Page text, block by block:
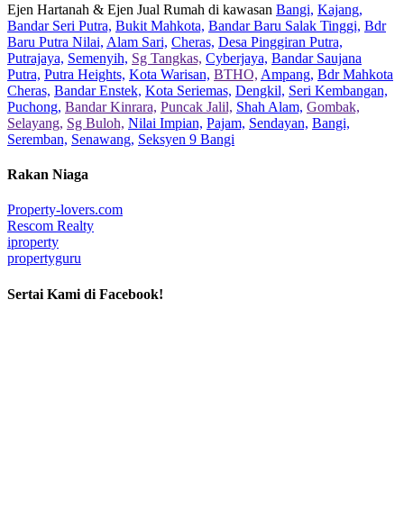
Ejen Hartanah & Ejen Jual Rumah di kawasan Bangi, Kajang,
Bandar Seri Putra, Bukit Mahkota, Bandar Baru Salak Tinggi, Bdr
Baru Putra Nilai, Alam Sari, Cheras, Desa Pinggiran Putra,
Putrajaya, Semenyih, Sg Tangkas, Cyberjaya, Bandar Saujana
Putra, Putra Heights, Kota Warisan, BTHO, Ampang, Bdr Mahkota
Cheras, Bandar Enstek, Kota Seriemas, Dengkil, Seri Kembangan,
Puchong, Bandar Kinrara, Puncak Jalil, Shah Alam, Gombak,
Selayang, Sg Buloh, Nilai Impian, Pajam, Sendayan, Bangi,
Seremban, Senawang, Seksyen 9 Bangi
Rakan Niaga
Property-lovers.com
Rescom Realty
iproperty
propertyguru
Sertai Kami di Facebook!